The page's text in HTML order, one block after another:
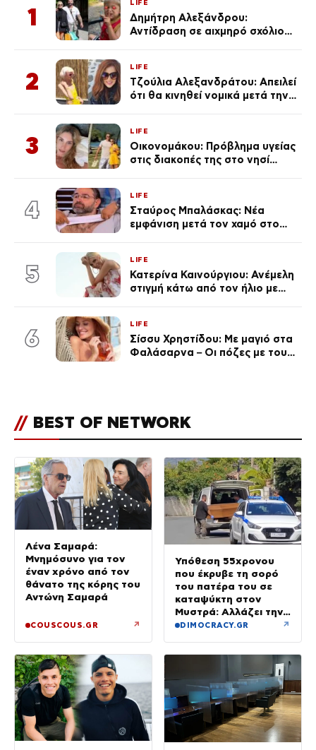
1
LIFE
Δημήτρη Αλεξάνδρου:
Αντίδραση σε αιχμηρό σχόλιο
2
LIFE
Τζούλια Αλεξανδράτου: Απειλεί
ότι θα κινηθεί νομικά μετά την
3
LIFE
Οικονομάκου: Πρόβλημα υγείας
στις διακοπές της στο νησί
4
LIFE
Σταύρος Μπαλάσκας: Νέα
εμφάνιση μετά τον χαμό στο
5
LIFE
Κατερίνα Καινούργιου: Ανέμελη
στιγμή κάτω από τον ήλιο με
6
LIFE
Σίσσυ Χρηστίδου: Με μαγιό στα
Φαλάσαρνα – Οι πόζες με τους
// BEST OF NETWORK
Λένα Σαμαρά:
Μνημόσυνο για τον
έναν χρόνο από τον
θάνατο της κόρης του
Αντώνη Σαμαρά
COUSCOUS.GR ↗
Υπόθεση 55χρονου
που έκρυβε τη σορό
του πατέρα του σε
καταψύκτη στον
Μυστρά: Αλλάζει την
υπερασπιστική του
DIMOCRACY.GR ↗